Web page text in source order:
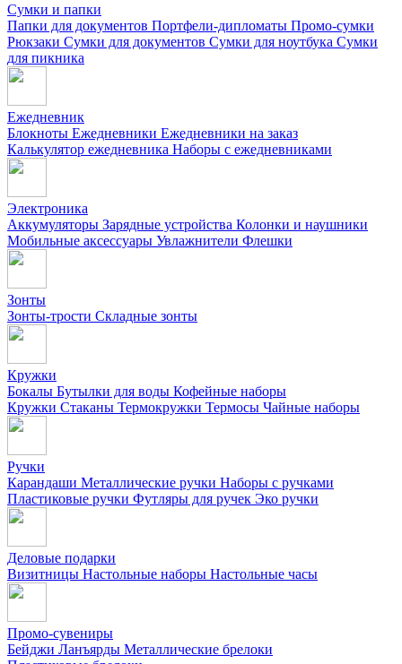
Сумки и папки
Папки для документов Портфели-дипломаты Промо-сумки
Рюкзаки Сумки для документов Сумки для ноутбука Сумки
для пикника
Ежедневник
Блокноты Ежедневники Ежедневники на заказ
Калькулятор ежедневника Наборы с ежедневниками
Электроника
Аккумуляторы Зарядные устройства Колонки и наушники
Мобильные аксессуары Увлажнители Флешки
Зонты
Зонты-трости Складные зонты
Кружки
Бокалы Бутылки для воды Кофейные наборы
Кружки Стаканы Термокружки Термосы Чайные наборы
Ручки
Карандаши Металлические ручки Наборы с ручками
Пластиковые ручки Футляры для ручек Эко ручки
Деловые подарки
Визитницы Настольные наборы Настольные часы
Промо-сувениры
Бейджи Ланъярды Металлические брелоки